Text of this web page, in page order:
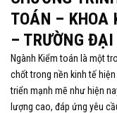
TOÁN – KHOA
– TRƯỜNG
Ngành Kiểm toán là một
chốt trong nền kinh tế
triển mạnh mẽ như hiện
lượng cao, đáp ứng yêu